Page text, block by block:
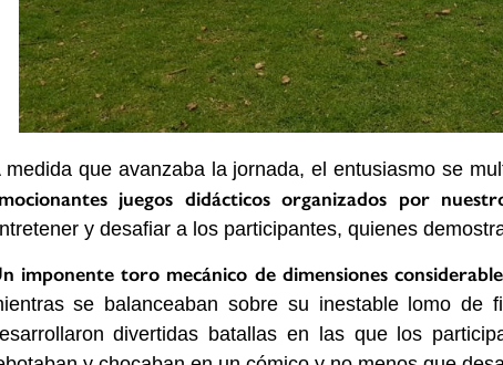
medida que avanzaba la jornada, el entusiasmo se
juegos didácticos organizados por
y desafiar a los participantes, quienes
imponente toro mecánico de dimensiones
se balanceaban sobre su inestable lomo
divertidas batallas en las que los